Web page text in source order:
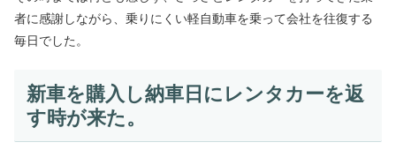
者に感謝しながら、乗りにくい軽自動車を乗って会社を往復する
毎日でした。
新車を購入し納車日にレンタカーを返
す時が来た。